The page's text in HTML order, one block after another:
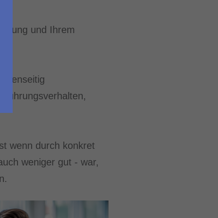
und Ihrem
wenn durch konkret
weniger gut - war,